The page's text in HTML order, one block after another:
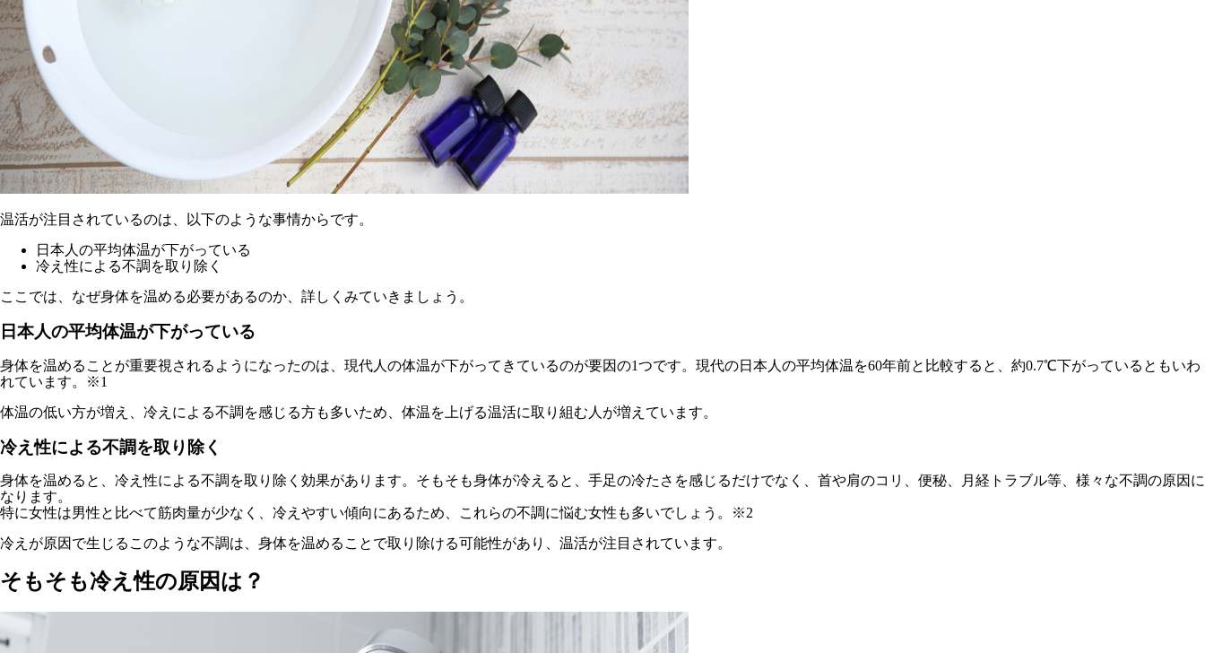
温活が注目されているのは、以下のような事情からです。
日本人の平均体温が下がっている
冷え性による不調を取り除く
ここでは、なぜ身体を温める必要があるのか、詳しくみていきましょう。
日本人の平均体温が下がっている
身体を温めることが重要視されるようになったのは、現代人の体温が下がってきているのが要因の1つです。現代の日本人の平均体温を60年前と比較すると、約0.7℃下がっているともいわ
れています。※1
体温の低い方が増え、冷えによる不調を感じる方も多いため、体温を上げる温活に取り組む人が増えています。
冷え性による不調を取り除く
身体を温めると、冷え性による不調を取り除く効果があります。そもそも身体が冷えると、手足の冷たさを感じるだけでなく、首や肩のコリ、便秘、月経トラブル等、様々な不調の原因に
なります。
特に女性は男性と比べて筋肉量が少なく、冷えやすい傾向にあるため、これらの不調に悩む女性も多いでしょう。※2
冷えが原因で生じるこのような不調は、身体を温めることで取り除ける可能性があり、温活が注目されています。
そもそも冷え性の原因は？